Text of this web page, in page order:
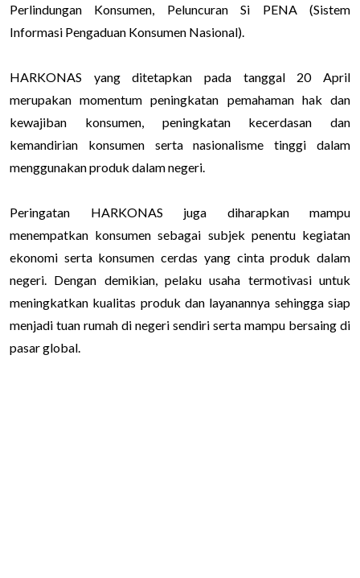
Perlindungan Konsumen, Peluncuran Si PENA (Sistem
Informasi Pengaduan Konsumen Nasional).
HARKONAS yang ditetapkan pada tanggal 20 April
merupakan momentum peningkatan pemahaman hak dan
kewajiban konsumen, peningkatan kecerdasan dan
kemandirian konsumen serta nasionalisme tinggi dalam
menggunakan produk dalam negeri.
Peringatan HARKONAS juga diharapkan mampu
menempatkan konsumen sebagai subjek penentu kegiatan
ekonomi serta konsumen cerdas yang cinta produk dalam
negeri. Dengan demikian, pelaku usaha termotivasi untuk
meningkatkan kualitas produk dan layanannya sehingga siap
menjadi tuan rumah di negeri sendiri serta mampu bersaing di
pasar global.